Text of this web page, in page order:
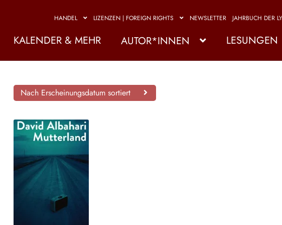
HANDEL LIZENZEN | FOREIGN RIGHTS NEWSLETTER JAHRBUCH DER
KALENDER & MEHR AUTOR*INNEN LESUNGEN
Nach Erscheinungsdatum sortiert